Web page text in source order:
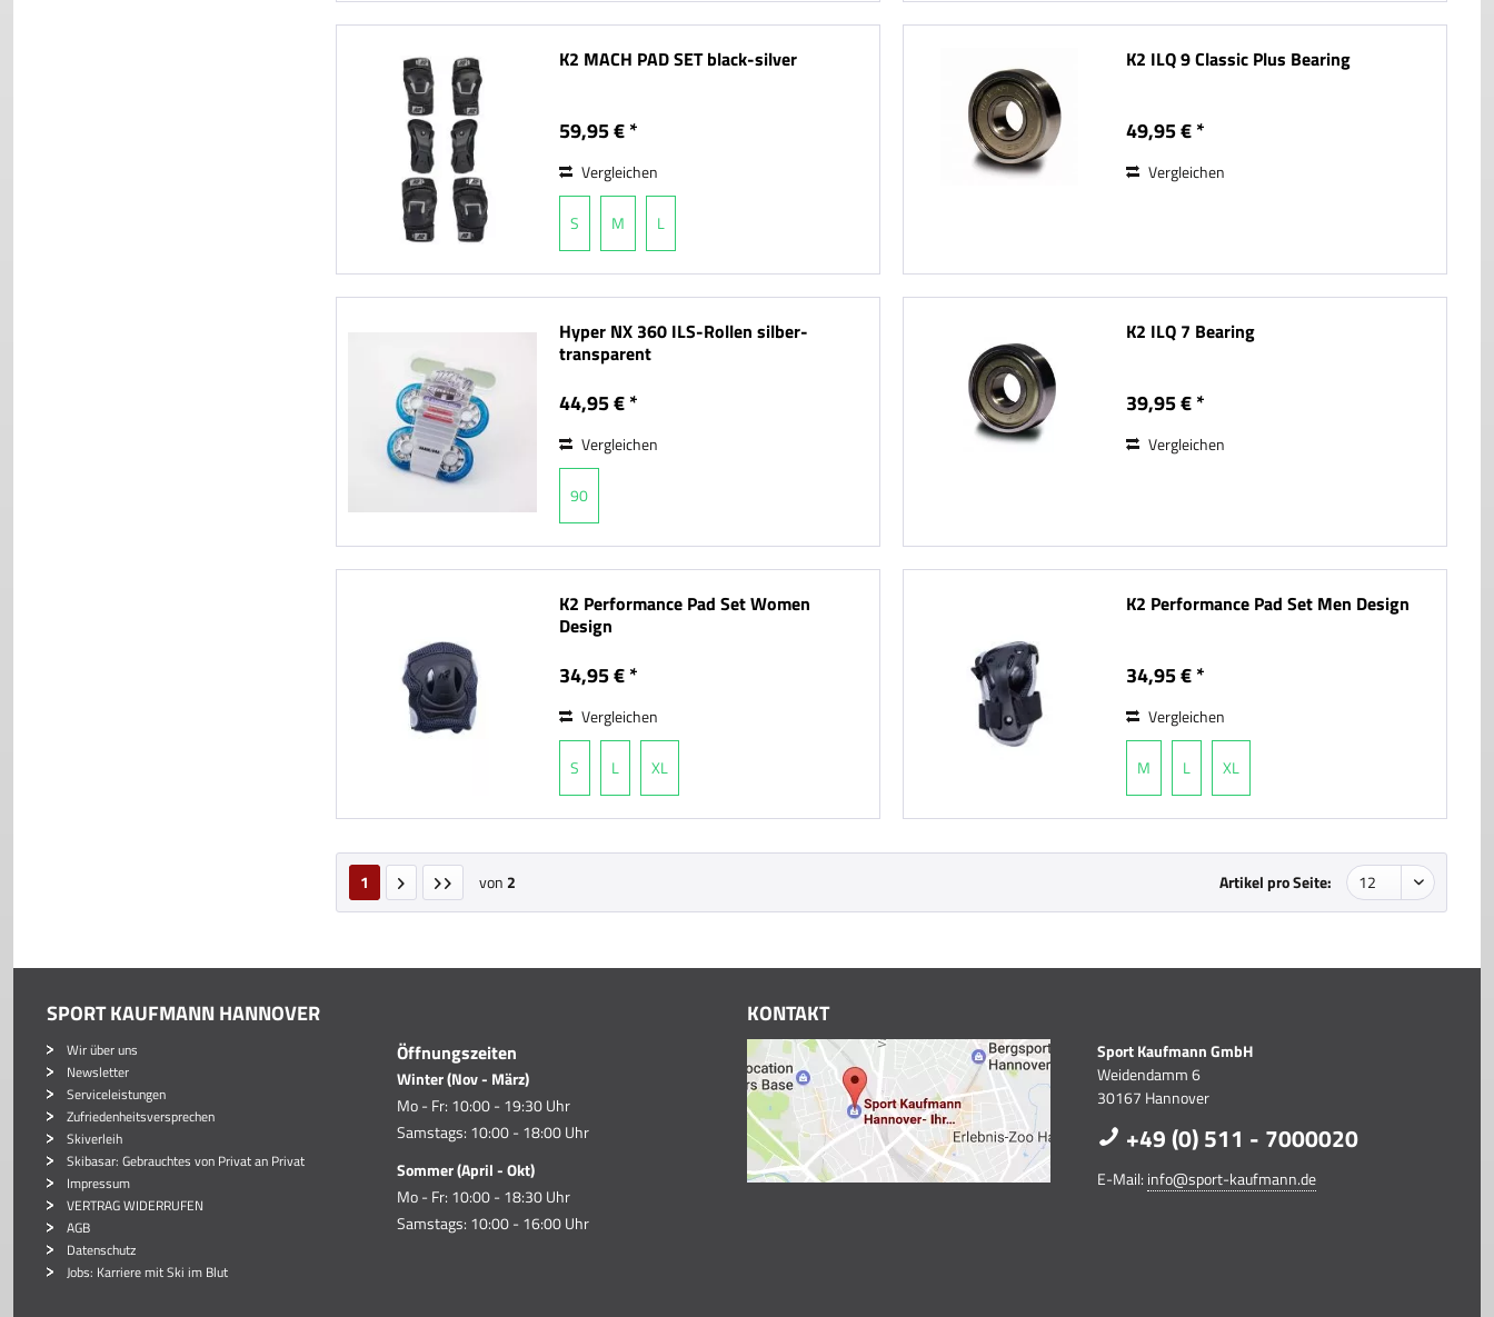
K2 MACH PAD SET black-silver
59,95 € *
Vergleichen
S M L
K2 ILQ 9 Classic Plus Bearing
49,95 € *
Vergleichen
Hyper NX 360 ILS-Rollen silber-
transparent
44,95 € *
Vergleichen
90
K2 ILQ 7 Bearing
39,95 € *
Vergleichen
K2 Performance Pad Set Women
Design
34,95 € *
Vergleichen
S L XL
K2 Performance Pad Set Men Design
34,95 € *
Vergleichen
M L XL
1 von 2 Artikel pro Seite:
SPORT KAUFMANN HANNOVER
Wir über uns
Newsletter
Serviceleistungen
Zufriedenheitsversprechen
Skiverleih
Skibasar: Gebrauchtes von Privat an Privat
Impressum
VERTRAG WIDERRUFEN
AGB
Datenschutz
Jobs: Karriere mit Ski im Blut
Öffnungszeiten
Winter (Nov - März)
Mo - Fr: 10:00 - 19:30 Uhr
Samstags: 10:00 - 18:00 Uhr
Sommer (April - Okt)
Mo - Fr: 10:00 - 18:30 Uhr
Samstags: 10:00 - 16:00 Uhr
KONTAKT
Sport Kaufmann GmbH
Weidendamm 6
30167 Hannover
+49 (0) 511 - 7000020
E-Mail: info@sport-kaufmann.de